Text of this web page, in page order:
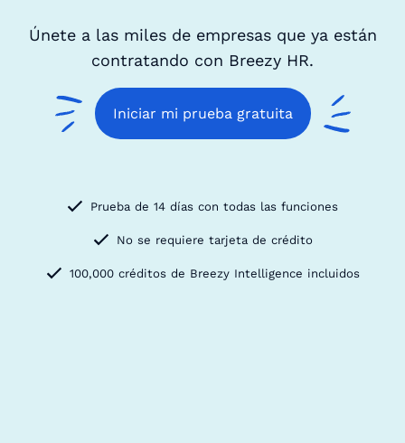
Únete a las miles de empresas que ya están
contratando con Breezy HR.
Iniciar mi prueba gratuita
Prueba de 14 días con todas las funciones
No se requiere tarjeta de crédito
100,000 créditos de Breezy Intelligence incluidos